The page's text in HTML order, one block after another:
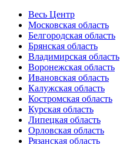
Весь Центр
Московская область
Белгородская область
Брянская область
Владимирская область
Воронежская область
Ивановская область
Калужская область
Костромская область
Курская область
Липецкая область
Орловская область
Рязанская область